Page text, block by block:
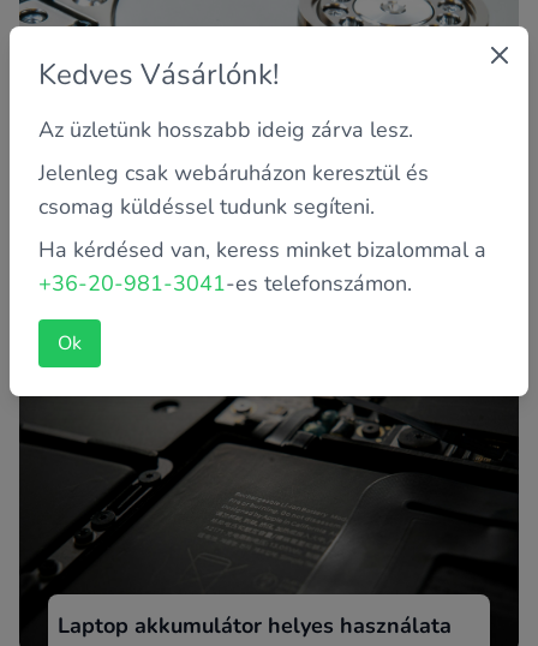
Adatmentés 15.900 ft-tól
Ne hagyd elveszni pótolhatatlan képeidet, videóidat!
Ezen szolgáltatásunk ára adatmennyiségtől függően
változhat. Által...
Laptop akkumulátor helyes használata
Kedves Vásárlónk!
Az üzletünk hosszabb ideig zárva lesz.
Jelenleg csak webáruházon keresztül és
csomag küldéssel tudunk segíteni.
Ha kérdésed van, keress minket bizalommal a
+36-20-981-3041-es telefonszámon.
Ok